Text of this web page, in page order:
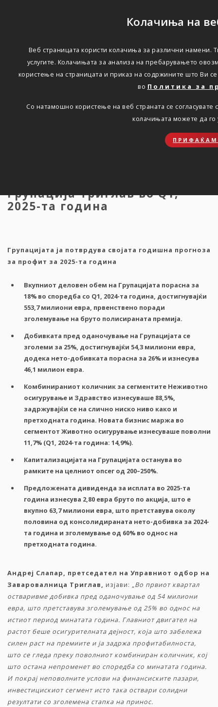
Колачиња на
Веб страницата користи колачиња за различни намени.
услугите. Колачињата за анализа на пребарувањето
користење на страницата и приказ на содржините што Ви
во Политика за
Со натамошно користење на веб страната се
колачињата можете да
Резултати на Групација
Триглав за Q1, 2025-та
година
Групација Триглав во Q1,
2025-та година
Групацијата ја потврдува својата годишна прогноза
за профит за 2025-та година
Вкупниот деловен обем на Групацијата порасна за
18% во споредба со Q1, 2024-та година, достигнувајќи
553,7 милиони евра, првенствено поради
зголемување на бруто полисираната премија.
Добивката пред оданочување на Групацијата се
зголеми за 25%, достигнувајќи 54,3 милиони евра,
додека нето-добивката порасна за 26% и изнесува
46,1 милион евра.
Комбинираниот количник за сегментите Неживотно
осигурување и Здравство изнесуваше 88,5%,
задржувајќи се на слично ниско ниво како и
претходната година. Новата бизнис маржа во
сегментот Животно осигурување изнесуваше поволни
11,7% (Q1, 2024-та година: 14,9%).
Капитализацијата на Групацијата останува во
рамките на целниот опсег од 200–250%.
Предложената дивиденда за исплата во 2025-та
година изнесува 2,80 евра бруто по акција, што е
вкупно 63,7 милиони евра, што претставува околу
половина од консолидираната нето-добивка за 2024-
та година и зголемување од 60% во однос на
претходната година.
Андреј Слапар, претседател на Управниот одбор на
Заваровалница Триглав, изјави: „Во првиот квартал
остваривме добивка пред оданочување од 54 милиони
евра, што претставува зголемување од 25% во однос на
истиот период минатата година. Главниот двигател на
растот беше осигурителната дејност, која што забележа
силен раст на премиите и ја задржа профитабилноста,
што се гледа преку поволниот комбиниран количник, кој
што остана непроменет во споредба со минатата година.
И покрај неповолните услови на финансиските пазари,
инвестицискиот сегмент исто така оствари солидни
резултати со зголемена стапка на принос.